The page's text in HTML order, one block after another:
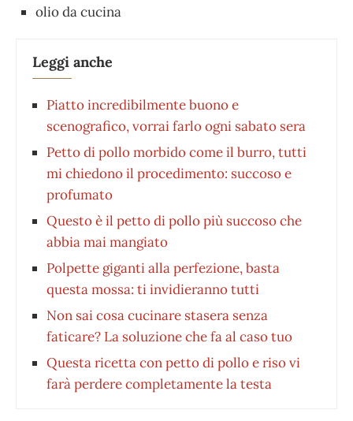
olio da cucina
Leggi anche
Piatto incredibilmente buono e
scenografico, vorrai farlo ogni sabato sera
Petto di pollo morbido come il burro, tutti
mi chiedono il procedimento: succoso e
profumato
Questo è il petto di pollo più succoso che
abbia mai mangiato
Polpette giganti alla perfezione, basta
questa mossa: ti invidieranno tutti
Non sai cosa cucinare stasera senza
faticare? La soluzione che fa al caso tuo
Questa ricetta con petto di pollo e riso vi
farà perdere completamente la testa